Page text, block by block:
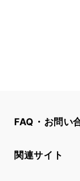
FAQ・お問い
関連サイト